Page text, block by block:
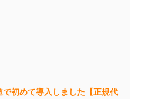
初めて導入しました【正規代